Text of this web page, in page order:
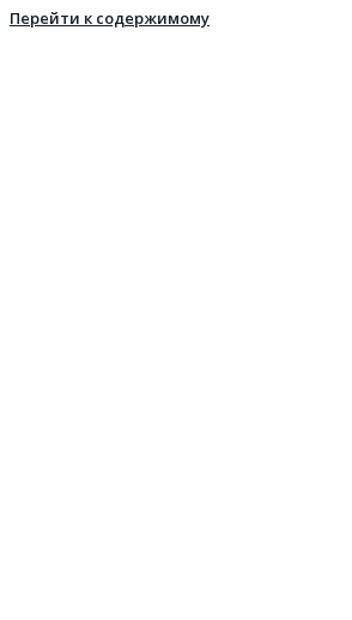
Перейти к содержимому